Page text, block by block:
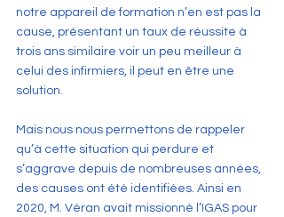
notre appareil de formation n’en est pas la
cause, présentant un taux de réussite à
trois ans similaire voir un peu meilleur à
celui des infirmiers, il peut en être une
solution.
Mais nous nous permettons de rappeler
qu’à cette situation qui perdure et
s’aggrave depuis de nombreuses années,
des causes ont été identifiées. Ainsi en
2020, M. Véran avait missionné l’IGAS pour